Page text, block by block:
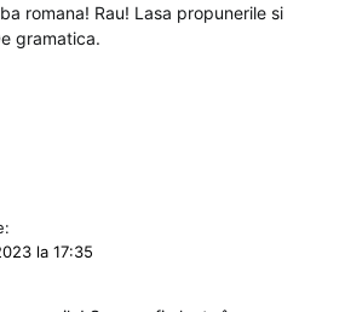
romana! Rau! Lasa propunerile si
gramatica.
la 17:35